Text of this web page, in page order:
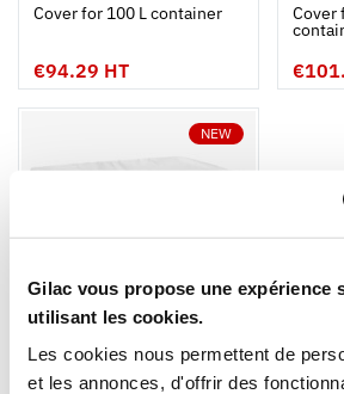
Gilac vous propose une expérience
utilisant les cookies.
Les cookies nous permettent de
et les annonces, d'offrir des
Cover for 100 L container
€94.29 HT
Cover
NEW
Ouvrir
Add
Cover for 300 L, 310 L and
500 L container